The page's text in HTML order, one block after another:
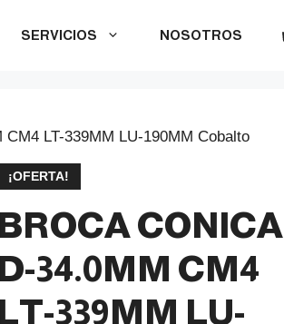
SERVICIOS NOSOTROS
LT-339MM LU-190MM Cobalto
¡OFERTA!
BROCA CONICA
D-34.0MM CM4
LT-339MM LU-